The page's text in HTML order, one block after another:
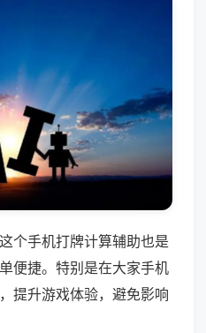
个手机打牌计算辅助也是
便捷。特别是在大家手机
提升游戏体验，避免影响